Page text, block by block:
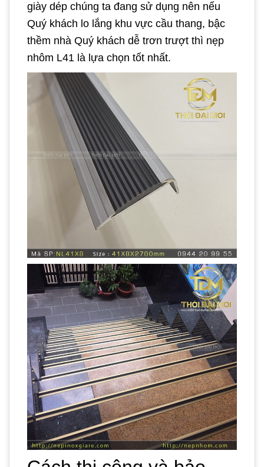
giày dép chúng ta đang sử dụng nên nếu
Quý khách lo lắng khu vực cầu thang, bậc
thềm nhà Quý khách dễ trơn trượt thì nẹp
nhôm L41 là lựa chọn tốt nhất.